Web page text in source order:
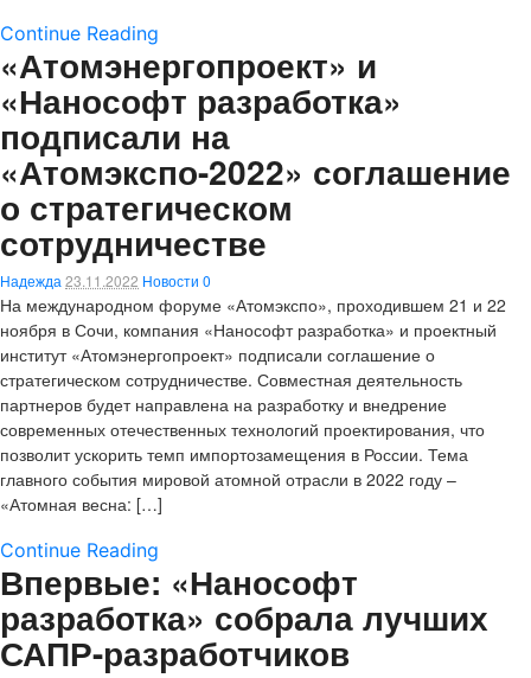
Continue Reading
«Атомэнергопроект» и
«Нанософт разработка»
подписали на
«Атомэкспо-2022» соглашение
о стратегическом
сотрудничестве
Надежда 23.11.2022 Новости 0
На международном форуме «Атомэкспо», проходившем 21 и 22
ноября в Сочи, компания «Нанософт разработка» и проектный
институт «Атомэнергопроект» подписали соглашение о
стратегическом сотрудничестве. Совместная деятельность
партнеров будет направлена на разработку и внедрение
современных отечественных технологий проектирования, что
позволит ускорить темп импортозамещения в России. Тема
главного события мировой атомной отрасли в 2022 году –
«Атомная весна: […]
Continue Reading
Впервые: «Нанософт
разработка» собрала лучших
САПР-разработчиков